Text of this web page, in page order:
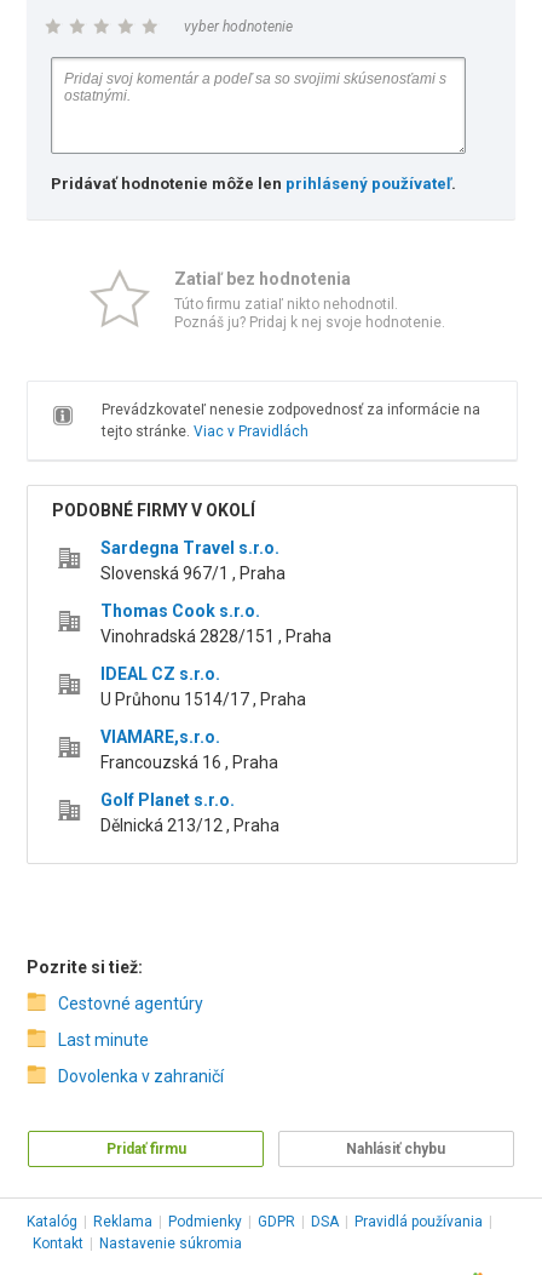
vyber hodnotenie
Pridávať hodnotenie môže len prihlásený používateľ.
Zatiaľ bez hodnotenia
Túto firmu zatiaľ nikto nehodnotil.
Poznáš ju? Pridaj k nej svoje hodnotenie.
Prevádzkovateľ nenesie zodpovednosť za informácie na
tejto stránke. Viac v Pravidlách
PODOBNÉ FIRMY V OKOLÍ
Sardegna Travel s.r.o.
Slovenská 967/1 , Praha
Thomas Cook s.r.o.
Vinohradská 2828/151 , Praha
IDEAL CZ s.r.o.
U Průhonu 1514/17 , Praha
VIAMARE,s.r.o.
Francouzská 16 , Praha
Golf Planet s.r.o.
Dělnická 213/12 , Praha
Pozrite si tiež:
Cestovné agentúry
Last minute
Dovolenka v zahraničí
Pridať firmu Nahlásiť chybu
Katalóg Reklama Podmienky GDPR DSA Pravidlá používania
Kontakt
Nastavenie súkromia